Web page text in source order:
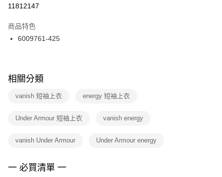
１．於結帳方式選擇「AFTEE先享後付」後，將跳轉至「AFTEE先享後付」
２．訂單成立數日內，您將收到繳費通知簡訊。
３．收到繳費通知簡訊後14天內，點擊此簡訊中的連結，可透過四大超商／
ATM／網路銀行／等多元方式進行付款，方視為交易完成。
※ 交易是否成功請以「AFTEE先享後付 」之結帳頁面顯示為準，若有關於
是否繳費成功／繳費後需取消欲退款等相關疑問，請聯繫「AFTEE先享後付
客戶支援中心」 https://netprotections.freshdesk.com/support/home
１．透過由恩沛科技股份有限公司提供之「AFTEE先享後付」服務完成之交
權轉讓予恩沛科技股份有限公司。
３．未成年的使用者請事先徵得法定代理人或監護人之同意方可使用
「AFTEE先享後付」，若未經同意申辦者引起之損失，本公司不負相關責
每筆NT$100，滿NT$1,500(含以上)免運費
付款後門市自取
每筆NT$100，滿NT$1,500(含以上)免運費
11812147
商品特色
6009761-425
相關分類
vanish 短袖上衣 energy 短袖上衣
Under Armour 短袖上衣 vanish energy
vanish Under Armour Under Armour energy
一 必買清單 一